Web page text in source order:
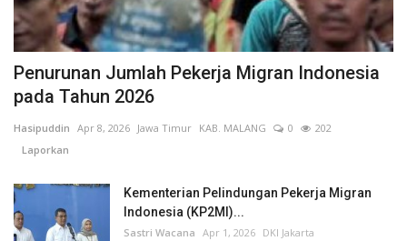
Penurunan Jumlah Pekerja Migran Indonesia
pada Tahun 2026
Hasipuddin Apr 8, 2026 Jawa Timur KAB. MALANG 0
202
Laporkan
Kementerian Pelindungan Pekerja Migran
Indonesia (KP2MI)...
Sastri Wacana Apr 1, 2026 DKI Jakarta